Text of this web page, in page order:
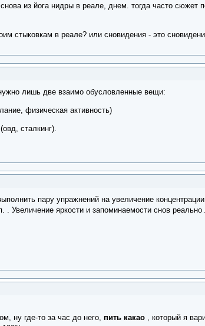
из йога нидры в реале, днем. тогда часто
стыковкам в реале? или сновидения - это
лишь две взаимо обусловленные вещи:
физическая активность)
сталкинг).
пару упражнений на увеличение
. Увеличение яркости и запоминаемости снов
ну где-то за час до него, пить какао, который я